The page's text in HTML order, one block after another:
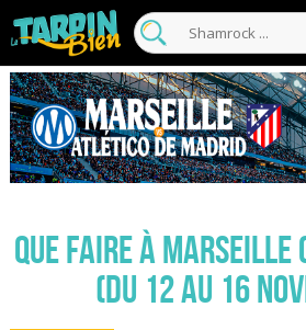
Que faire à Marseille
(du 12 au 16